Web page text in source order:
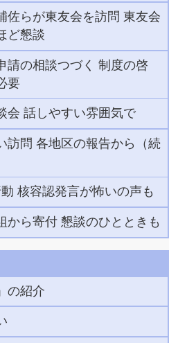
佐らが東友会を訪問 東友会
ど懇談
請の相談つづく 制度の啓
要
会 話しやすい雰囲気で
訪問 各地区の報告から（続
核容認発言が怖いの声も
から寄付 懇談のひとときも
の紹介